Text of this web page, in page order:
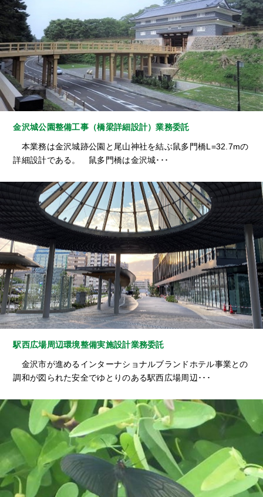
金沢城公園整備工事（橋梁詳細設計）業務委託
本業務は金沢城跡公園と尾山神社を結ぶ鼠多門橋L=32.7mの
詳細設計である。 鼠多門橋は金沢城･･･
駅西広場周辺環境整備実施設計業務委託
金沢市が進めるインターナショナルブランドホテル事業との
調和が図られた安全でゆとりのある駅西広場周辺･･･